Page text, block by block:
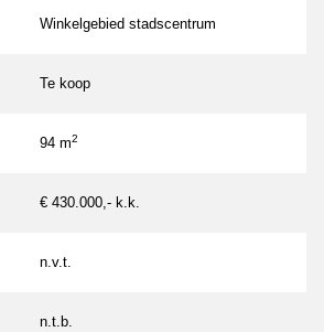
Winkelgebied stadscentrum
Te koop
94 m2
€ 430.000,- k.k.
n.v.t.
n.t.b.